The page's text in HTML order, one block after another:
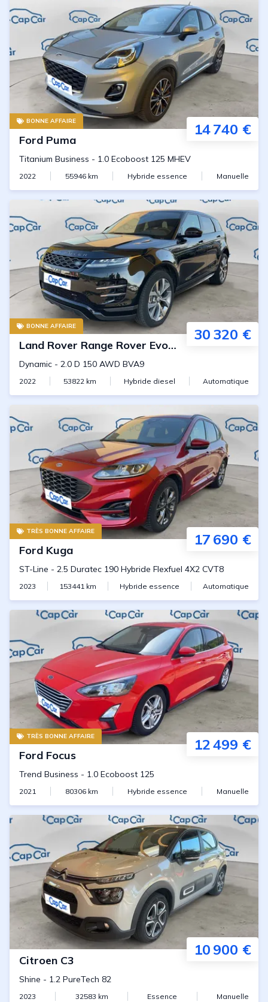
BONNE AFFAIRE 14 740 €
Ford Puma
Titanium Business - 1.0 Ecoboost 125 MHEV
2022 55946 km Hybride essence Manuelle
BONNE AFFAIRE 30 320 €
Land Rover Range Rover Evoque
Dynamic - 2.0 D 150 AWD BVA9
2022 53822 km Hybride diesel Automatique
TRÈS BONNE AFFAIRE 17 690 €
Ford Kuga
ST-Line - 2.5 Duratec 190 Hybride Flexfuel 4X2 CVT8
2023 153441 km Hybride essence Automatique
TRÈS BONNE AFFAIRE 12 499 €
Ford Focus
Trend Business - 1.0 Ecoboost 125
2021 80306 km Hybride essence Manuelle
10 900 €
Citroen C3
Shine - 1.2 PureTech 82
2023 32583 km Essence Manuelle